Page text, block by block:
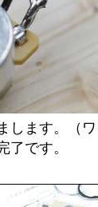
します。（
了です。